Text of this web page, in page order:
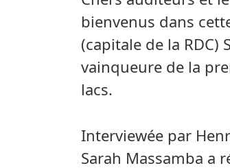
bienvenus dans
(capitale de la
vainqueure de la
lacs.
Interviewée par
Sarah Massamba a